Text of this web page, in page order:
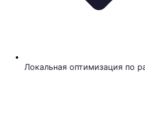
Локальная оптимизация по